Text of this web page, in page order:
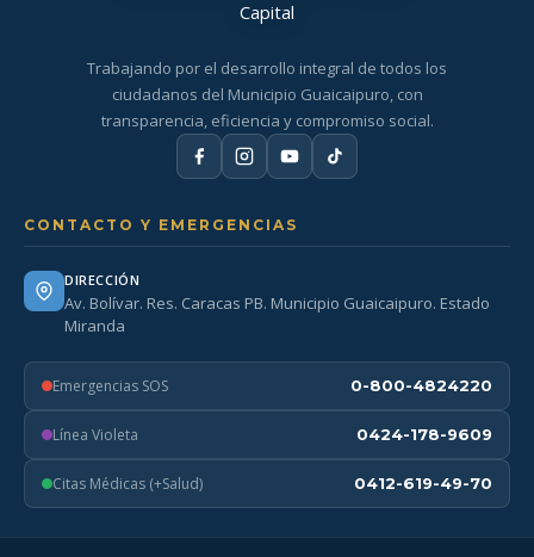
Trabajando por el desarrollo integral de todos los
ciudadanos del Municipio Guaicaipuro, con
transparencia, eficiencia y compromiso social.
CONTACTO Y EMERGENCIAS
DIRECCIÓN
Av. Bolívar. Res. Caracas PB. Municipio Guaicaipuro. Estado
Miranda
Emergencias SOS 0-800-4824220
Línea Violeta 0424-178-9609
Citas Médicas (+Salud) 0412-619-49-70